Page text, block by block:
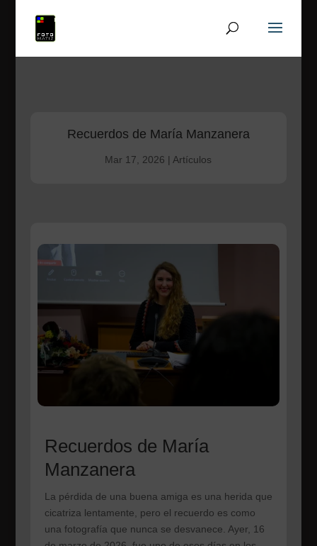
Recuerdos de María Manzanera
Mar 17, 2026 | Artículos
Recuerdos de María
Manzanera
La pérdida de una buena amiga es una herida que
cicatriza lentamente, pero el recuerdo es como
una fotografía que nunca se desvanece. Ayer, 16